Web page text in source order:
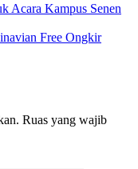
Acara Kampus Senen
Free Ongkir
Ruas yang wajib